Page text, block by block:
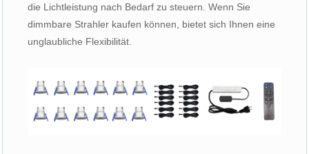
die Lichtleistung nach Bedarf zu steuern. Wenn Sie
dimmbare Strahler kaufen können, bietet sich Ihnen eine
unglaubliche Flexibilität.